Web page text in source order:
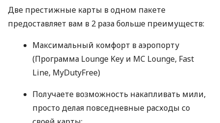
Две престижные карты в одном пакете
предоставляет вам в 2 раза больше преимуществ:
Максимальный комфорт в аэропорту
(Программа Lounge Key и MC Lounge, Fast
Line, MyDutyFree)
Получаете возможность накапливать мили,
просто делая повседневные расходы со